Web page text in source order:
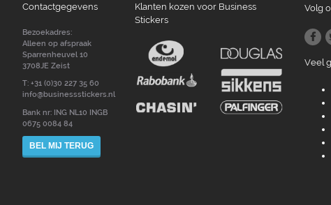
Contactgegevens
Bezoekadres:
Alleen op afspraak
Sparrenheuvel 10
3708JE Zeist
T: +31 (0)30 227 35 60
info@businessstickers.nl
Bank nr: ING NL10 INGB
0675 0084 84
BEL MIJ TERUG
Klanten kozen voor Business
Stickers
Volg
Veel